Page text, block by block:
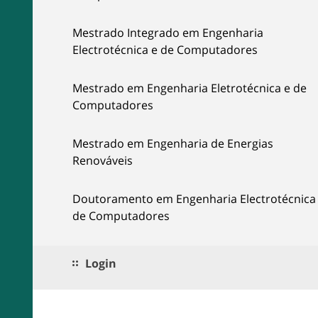
Mestrado Integrado em Engenharia
Electrotécnica e de Computadores
Mestrado em Engenharia Eletrotécnica e de
Computadores
Mestrado em Engenharia de Energias
Renováveis
Doutoramento em Engenharia Electrotécnica
de Computadores
Login